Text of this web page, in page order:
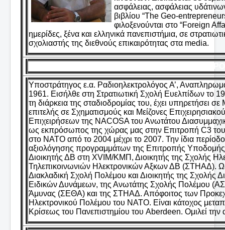
ασφάλειας, ασφάλειας
βιβλίου “The Geo-
φιλοξενούνται στο “Foreign
ημερίδες, ξένα και ελληνικά πανεπιστήμια, σε
σχολιαστής της διεθνούς επικαιρότητας στα media.
Υποστράτηγος ε.α. Ραδιοηλεκτρολόγος Α’,
1961. Εισήλθε στη Στρατιωτική Σχολή Ευελπίδων το
τη διάρκεια της σταδιοδρομίας του, έχει υπηρετήσει
επιτελής σε Σχηματισμούς και Μείζονες
Επιχειρήσεων της NACOSA του Ανωτάτου
ως εκπρόσωπος της χώρας μας στην Επιτροπή C3
στο ΝΑΤΟ από το 2004 μέχρι το 2007. Την ίδια
αξιολόγησης προγραμμάτων της Επιτροπής
Διοικητής ΔΒ στη XVIM/KMΠ, Διοικητής της Σχολής
Τηλεπικοινωνιών Ηλεκτρονικών Αξκων ΔΒ (ΣΤΗΑΔ). Ως
Διακλαδική Σχολή Πολέμου και Διοικητής της
Ειδικών Δυνάμεων, της Ανωτάτης Σχολής Πολέμου
Άμυνας (ΣΕΘΑ) και της ΣΤΗΑΔ. Απόφοιτος των
Ηλεκτρονικού Πολέμου του ΝΑΤΟ. Είναι κάτοχος
Κρίσεως του Πανεπιστημίου του Aberdeen. Ομιλεί την